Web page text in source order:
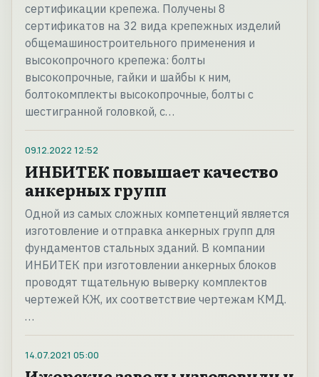
сертификации крепежа. Получены 8
сертификатов на 32 вида крепежных изделий
общемашиностроительного применения и
высокопрочного крепежа: болты
высокопрочные, гайки и шайбы к ним,
болтокомплекты высокопрочные, болты с
шестигранной головкой, с…
09.12.2022 12:52
ИНБИТЕК повышает качество
анкерных групп
Одной из самых сложных компетенций является
изготовление и отправка анкерных групп для
фундаментов стальных зданий. В компании
ИНБИТЕК при изготовлении анкерных блоков
проводят тщательную выверку комплектов
чертежей КЖ, их соответствие чертежам КМД.
…
14.07.2021 05:00